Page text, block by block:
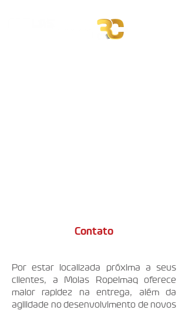
Contato
Por estar localizada próxima a seus
clientes, a Molas Ropelmaq oferece
maior rapidez na entrega, além da
agilidade no desenvolvimento de novos